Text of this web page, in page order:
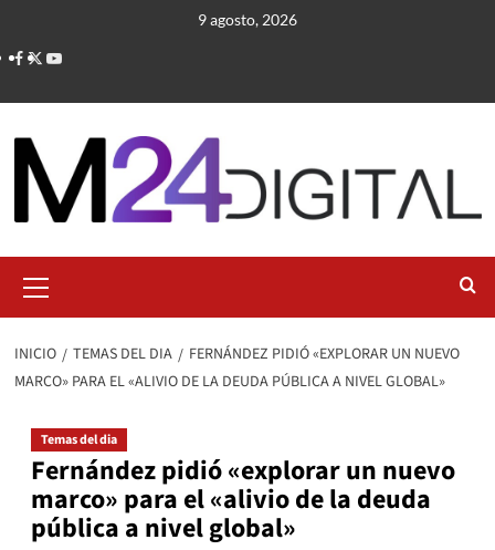
contenido
9 agosto, 2026
primario
INICIO TEMAS DEL DIA
FERNÁNDEZ PIDIÓ «EXPLORAR UN NUEVO
MARCO» PARA EL «ALIVIO DE LA DEUDA PÚBLICA A NIVEL GLOBAL»
Temas del dia
Fernández pidió «explorar un nuevo
marco» para el «alivio de la deuda
pública a nivel global»